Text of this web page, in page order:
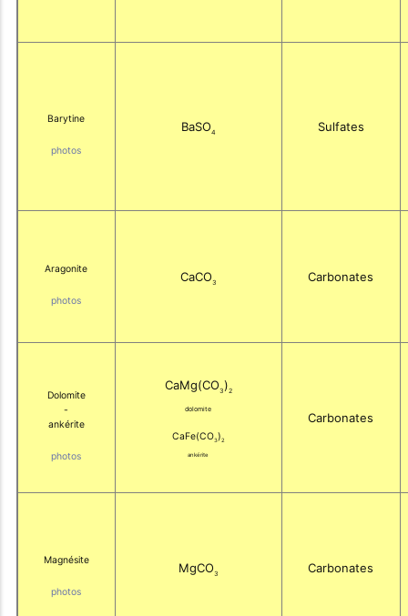
Barytine
photos
BaSO4 Sulfates
Aragonite
photos
CaCO3 Carbonates
Dolomite
-
ankérite
photos
CaMg(CO3)2
dolomite
CaFe(CO3)2
ankérite
Carbonates
Magnésite
photos
MgCO3 Carbonates